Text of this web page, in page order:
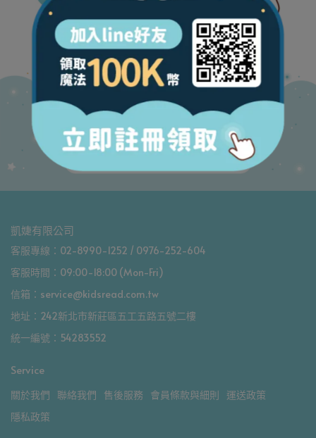
凱婕有限公司
客服專線：02-8990-1252 / 0976-252-604
客服時間：09:00-18:00 (Mon-Fri)
信箱：service@kidsread.com.tw
地址：242新北市新莊區五工五路五號二樓
統一編號：54283552
Service
關於我們 聯絡我們 售後服務 會員條款與細則
運送政策
隱私政策